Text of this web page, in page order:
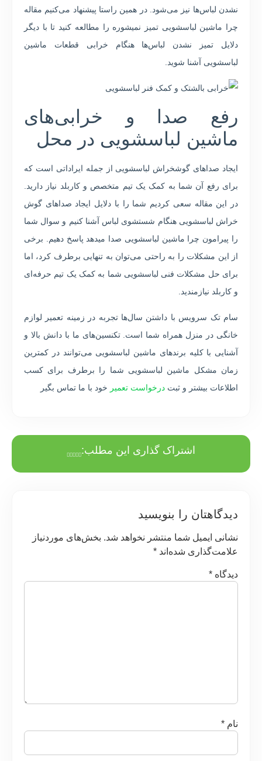
نشدن لباس‌ها نیز می‌شود. در همین راستا پیشنهاد می‌کنیم مقاله
چرا ماشین لباسشویی تمیز نمیشوره را مطالعه کنید تا با دیگر
دلایل تمیز نشدن لباس‌ها هنگام خرابی قطعات ماشین
لباسشویی آشنا شوید.
رفع صدا و خرابی‌های
ماشین لباسشویی در محل
ایجاد صداهای گوشخراش لباسشویی از جمله ایراداتی است که
برای رفع آن شما به کمک یک تیم متخصص و کاربلد نیاز دارید.
در این مقاله سعی کردیم شما را با دلایل ایجاد صداهای گوش
خراش لباسشویی هنگام شستشوی لباس آشنا کنیم و سوال شما
را پیرامون چرا ماشین لباسشویی صدا میدهد پاسخ دهیم. برخی
از این مشکلات را به راحتی می‌توان به تنهایی برطرف کرد، اما
برای حل مشکلات فنی لباسشویی شما به کمک یک تیم حرفه‌ای
و کاربلد نیازمندید.
سام تک سرویس با داشتن سال‌ها تجربه در زمینه تعمیر لوازم
خانگی در منزل همراه شما است. تکنسین‌های ما با دانش بالا و
آشنایی با کلیه برندهای ماشین لباسشویی می‌توانند در کمترین
زمان مشکل ماشین لباسشویی شما را برطرف برای کسب
اطلاعات بیشتر و ثبت درخواست تعمیر خود با ما تماس بگیر
اشتراک گذاری این مطلب:
دیدگاهتان را بنویسید
نشانی ایمیل شما منتشر نخواهد شد. بخش‌های موردنیاز
علامت‌گذاری شده‌اند *
دیدگاه *
نام *